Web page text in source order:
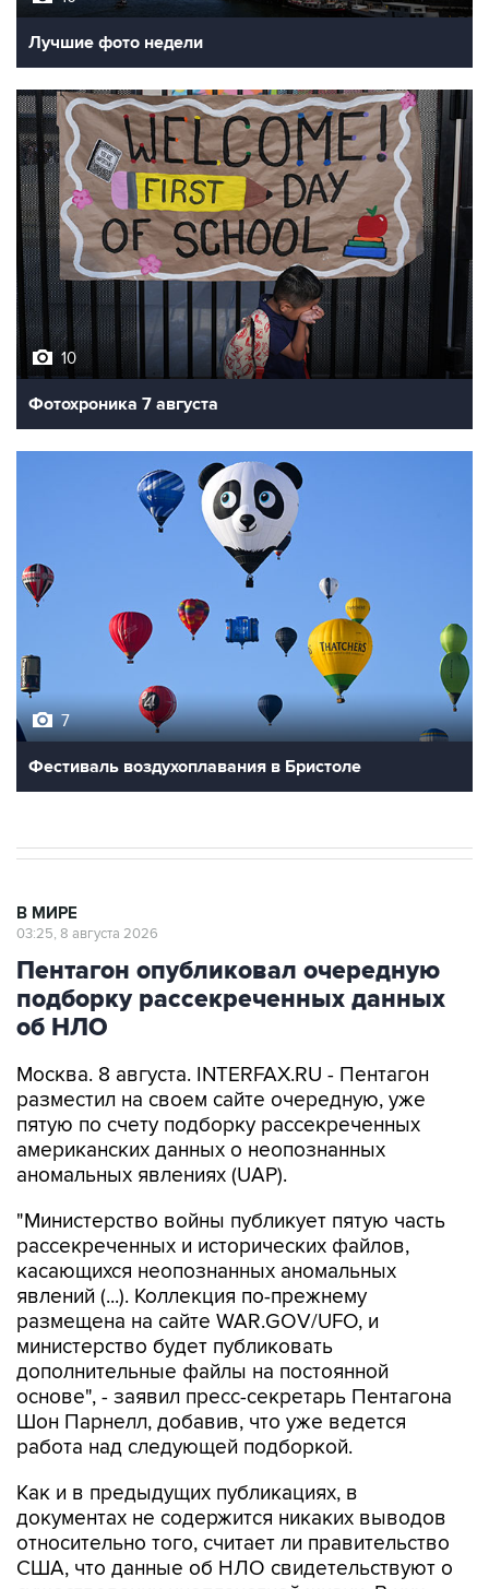
10
Фотохроника 7 августа
Фестиваль воздухоплавания в Бристоле
Пентагон опубликовал очередную
подборку рассекреченных данных
об НЛО
Москва. 8 августа. INTERFAX.RU - Пентагон
пятую по счету подборку рассекреченных
американских данных о неопознанных
аномальных явлениях (UAP).
"Министерство войны публикует пятую часть
касающихся неопознанных аномальных
явлений (...). Коллекция по-прежнему
размещена на сайте WAR.GOV/UFO, и
министерство будет публиковать
дополнительные файлы на постоянной
основе", - заявил пресс-секретарь Пентагона
Шон Парнелл, добавив, что уже ведется
работа над следующей подборкой.
Как и в предыдущих публикациях, в
относительно того, считает ли правительство
США, что данные об НЛО свидетельствуют о
существовании инопланетной жизни. В них
также не указывается, представляют ли НЛО